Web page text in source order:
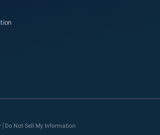
Do Not Sell My Information